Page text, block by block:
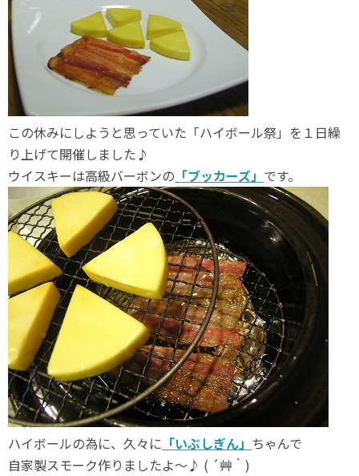
この休みにしようと思っていた「ハイボール祭」を１日繰
り上げて開催しました♪
ウイスキーは高級バーボンの 「ブッカーズ」 です。
ハイボールの為に、久々に 「いぶしぎん」 ちゃんで
自家製スモーク作りましたよ～♪ ( ´艸｀)